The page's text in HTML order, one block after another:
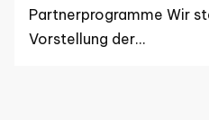
Partnerprogramme Wir
Vorstellung der…